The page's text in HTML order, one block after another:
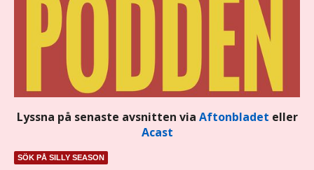
Lyssna på senaste avsnitten via Aftonbladet eller
Acast
SÖK PÅ SILLY SEASON